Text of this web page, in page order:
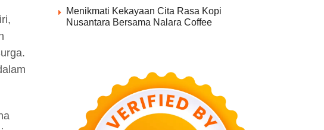
Menikmati Kekayaan Cita Rasa Kopi
Nusantara Bersama Nalara Coffee